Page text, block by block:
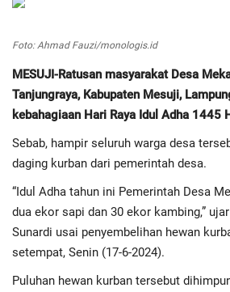
Galeri
Regional
Pendidikan
Ekonomi
Olahraga
Wisata
Foto: Ahmad Fauzi/monologis.id
MESUJI-Ratusan masyarakat Desa
Tanjungraya, Kabupaten Mesuji,
kebahagiaan Hari Raya Idul Adha 1445
Sebab, hampir seluruh warga desa
daging kurban dari pemerintah desa.
“Idul Adha tahun ini Pemerintah Desa
dua ekor sapi dan 30 ekor kambing,”
Sunardi usai penyembelihan hewan
setempat, Senin (17-6-2024).
Puluhan hewan kurban tersebut